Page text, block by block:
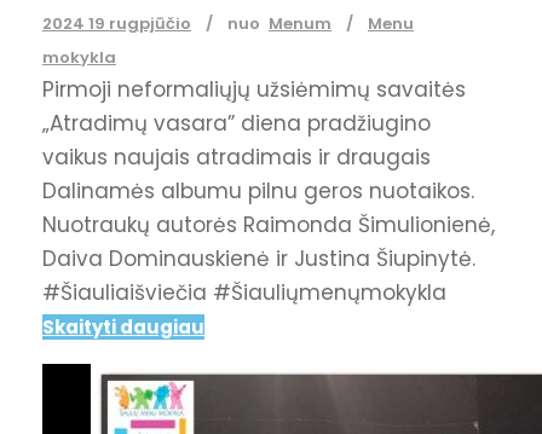
2024 19 rugpjūčio nuo Menum
Menu
mokykla
Pirmoji neformaliųjų užsiėmimų savaitės
„Atradimų vasara” diena pradžiugino
vaikus naujais atradimais ir draugais
Dalinamės albumu pilnu geros nuotaikos.
Nuotraukų autorės Raimonda Šimulionienė,
Daiva Dominauskienė ir Justina Šiupinytė.
#Šiauliaišviečia #Šiauliųmenųmokykla
Skaityti daugiau